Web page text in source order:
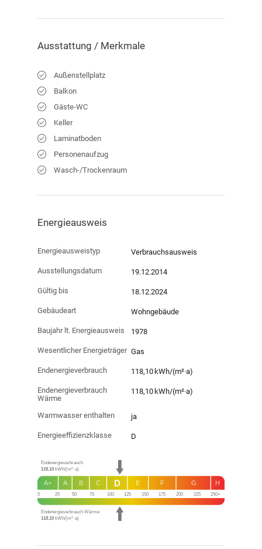
Ausstattung / Merkmale
Außenstellplatz
Balkon
Gäste-WC
Keller
Laminatboden
Personenaufzug
Wasch-/Trockenraum
Energieausweis
Energieausweistyp Verbrauchs­ausweis
Ausstellungsdatum 19.12.2014
Gültig bis 18.12.2024
Gebäudeart Wohngebäude
Baujahr lt. Energieausweis 1978
Wesentlicher Energieträger Gas
Endenergie­verbrauch 118,10 kWh/(m²·a)
Endenergie­verbrauch
Wärme
118,10 kWh/(m²·a)
Warmwasser enthalten ja
Energie­effizienz­klasse D
0 25 50 75 100 125 150 175 200 225 250+
H
G
F
E
C
B
A
A+ D
Endenergieverbrauch
118,10kWh/(m²·a)
Endenergieverbrauch Wärme
118,10kWh/(m²·a)